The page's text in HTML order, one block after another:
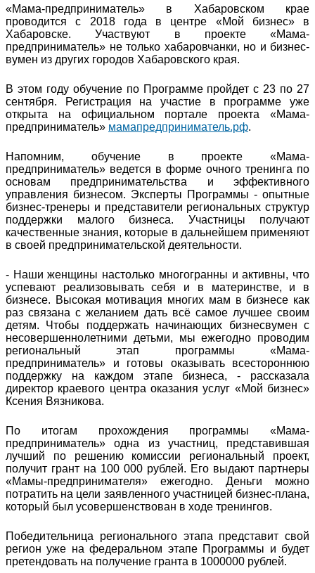
«Мама-предприниматель» в Хабаровском крае
проводится с 2018 года в центре «Мой бизнес» в
Хабаровске. Участвуют в проекте «Мама-
предприниматель» не только хабаровчанки, но и бизнес-
вумен из других городов Хабаровского края.
В этом году обучение по Программе пройдет с 23 по 27
сентября. Регистрация на участие в программе уже
открыта на официальном портале проекта «Мама-
предприниматель» мамапредприниматель.рф.
Напомним, обучение в проекте «Мама-
предприниматель» ведется в форме очного тренинга по
основам предпринимательства и эффективного
управления бизнесом. Эксперты Программы - опытные
бизнес-тренеры и представители региональных структур
поддержки малого бизнеса. Участницы получают
качественные знания, которые в дальнейшем применяют
в своей предпринимательской деятельности.
- Наши женщины настолько многогранны и активны, что
успевают реализовывать себя и в материнстве, и в
бизнесе. Высокая мотивация многих мам в бизнесе как
раз связана с желанием дать всё самое лучшее своим
детям. Чтобы поддержать начинающих бизнесвумен с
несовершеннолетними детьми, мы ежегодно проводим
региональный этап программы «Мама-
предприниматель» и готовы оказывать всестороннюю
поддержку на каждом этапе бизнеса, - рассказала
директор краевого центра оказания услуг «Мой бизнес»
Ксения Вязникова.
По итогам прохождения программы «Мама-
предприниматель» одна из участниц, представившая
лучший по решению комиссии региональный проект,
получит грант на 100 000 рублей. Его выдают партнеры
«Мамы-предпринимателя» ежегодно. Деньги можно
потратить на цели заявленного участницей бизнес-плана,
который был усовершенствован в ходе тренингов.
Победительница регионального этапа представит свой
регион уже на федеральном этапе Программы и будет
претендовать на получение гранта в 1000000 рублей.